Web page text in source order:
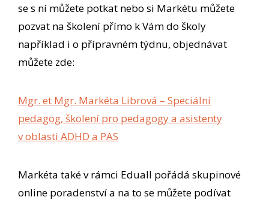
se s ní můžete potkat nebo si Markétu můžete
pozvat na školení přímo k Vám do školy
například i o přípravném týdnu, objednávat
můžete zde:
Mgr. et Mgr. Markéta Librová – Speciální
pedagog, školení pro pedagogy a asistenty
v oblasti ADHD a PAS
Markéta také v rámci Eduall pořádá skupinové
online poradenství a na to se můžete podívat